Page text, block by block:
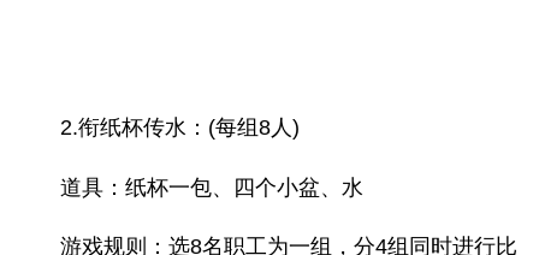
2.衔纸杯传水：(每组8人)
道具：纸杯一包、四个小盆、水
游戏规则：选8名职工为一组，分4组同时进行比